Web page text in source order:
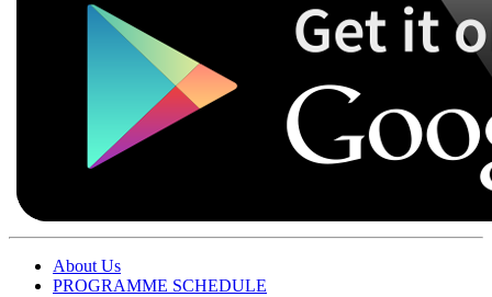
About Us
PROGRAMME SCHEDULE